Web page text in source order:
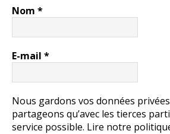
Nom *
E-mail *
Nous gardons vos données
partageons qu’avec les tierces
service possible. Lire notre